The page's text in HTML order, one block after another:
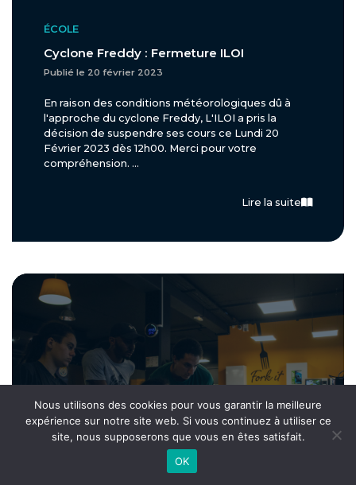
ÉCOLE
Cyclone Freddy : Fermeture ILOI
Publié le 20 février 2023
En raison des conditions météorologiques dû à
l'approche du cyclone Freddy, L'ILOI a pris la
décision de suspendre ses cours ce Lundi 20
Février 2023 dès 12h00. Merci pour votre
compréhension. ...
Lire la suite
Nous utilisons des cookies pour vous garantir la meilleure
expérience sur notre site web. Si vous continuez à utiliser ce
site, nous supposerons que vous en êtes satisfait.
OK